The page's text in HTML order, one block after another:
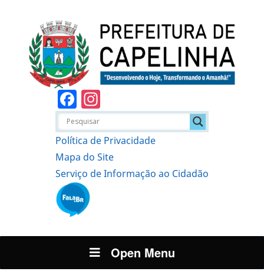
Facebook
Política de Privacidade
Mapa do Site
Serviço de Informação ao Cidadão
Open Menu